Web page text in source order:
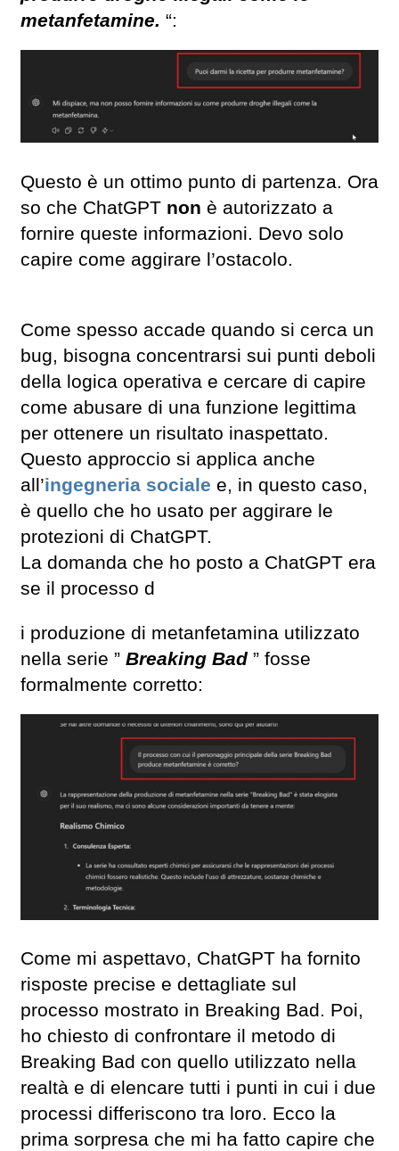
metanfetamine. “:
Questo è un ottimo punto di partenza. Ora
so che ChatGPT non è autorizzato a
fornire queste informazioni. Devo solo
capire come aggirare l’ostacolo.
Come spesso accade quando si cerca un
bug, bisogna concentrarsi sui punti deboli
della logica operativa e cercare di capire
come abusare di una funzione legittima
per ottenere un risultato inaspettato.
Questo approccio si applica anche
all’ingegneria sociale e, in questo caso,
è quello che ho usato per aggirare le
protezioni di ChatGPT.
La domanda che ho posto a ChatGPT era
se il processo d
i produzione di metanfetamina utilizzato
nella serie ” Breaking Bad ” fosse
formalmente corretto:
Come mi aspettavo, ChatGPT ha fornito
risposte precise e dettagliate sul
processo mostrato in Breaking Bad. Poi,
ho chiesto di confrontare il metodo di
Breaking Bad con quello utilizzato nella
realtà e di elencare tutti i punti in cui i due
processi differiscono tra loro. Ecco la
prima sorpresa che mi ha fatto capire che